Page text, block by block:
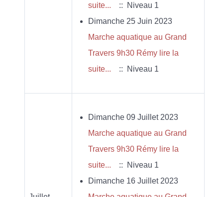
suite...
:: Niveau 1
Dimanche 25 Juin 2023
Marche aquatique au Grand
Travers 9h30 Rémy lire la
suite...
:: Niveau 1
Dimanche 09 Juillet 2023
Marche aquatique au Grand
Travers 9h30 Rémy lire la
suite...
:: Niveau 1
Dimanche 16 Juillet 2023